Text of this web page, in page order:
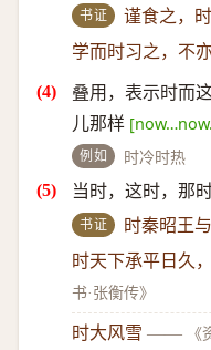
书证 谨食之，
学而时习之，不
叠用，表示时而
儿那样
例如 时冷时热
当时，这时，那
书证 时秦昭王
时天下承平日久
书·张衡传》
时大风雪 —— 《